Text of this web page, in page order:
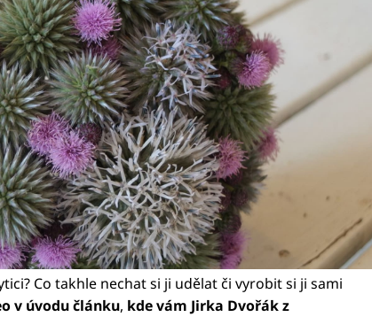
Co takhle nechat si ji udělat či vyrobit si ji sami
v úvodu článku, kde vám Jirka Dvořák z